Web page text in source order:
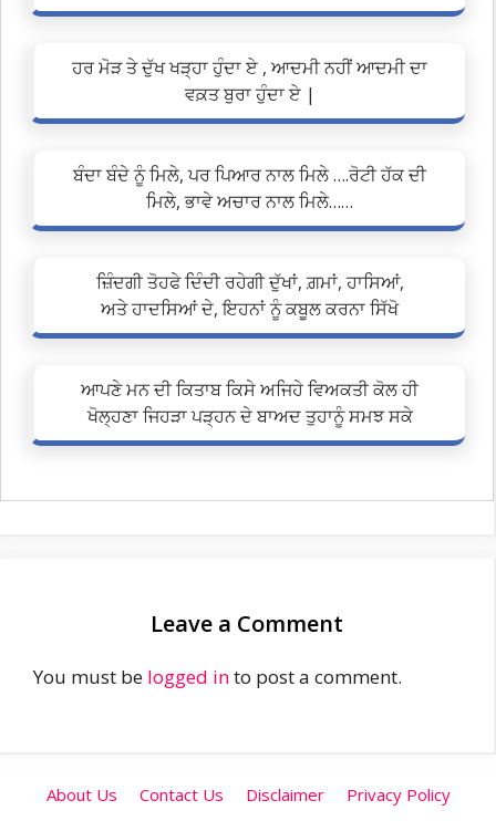
ਹਰ ਮੋੜ ਤੇ ਦੁੱਖ ਖੜ੍ਹਾ ਹੁੰਦਾ ਏ , ਆਦਮੀ ਨਹੀਂ ਆਦਮੀ ਦਾ
ਵਕ਼ਤ ਬੁਰਾ ਹੁੰਦਾ ਏ |
ਬੰਦਾ ਬੰਦੇ ਨੂੰ ਮਿਲੇ, ਪਰ ਪਿਆਰ ਨਾਲ ਮਿਲੇ ….ਰੋਟੀ ਹੱਕ ਦੀ
ਮਿਲੇ, ਭਾਵੇ ਅਚਾਰ ਨਾਲ ਮਿਲੇ……
ਜ਼ਿੰਦਗੀ ਤੋਹਫੇ ਦਿੰਦੀ ਰਹੇਗੀ ਦੁੱਖਾਂ, ਗ਼ਮਾਂ, ਹਾਸਿਆਂ,
ਅਤੇ ਹਾਦਸਿਆਂ ਦੇ, ਇਹਨਾਂ ਨੂੰ ਕਬੂਲ ਕਰਨਾ ਸਿੱਖੋ
ਆਪਣੇ ਮਨ ਦੀ ਕਿਤਾਬ ਕਿਸੇ ਅਜਿਹੇ ਵਿਅਕਤੀ ਕੋਲ ਹੀ
ਖੋਲ੍ਹਣਾ ਜਿਹੜਾ ਪੜ੍ਹਨ ਦੇ ਬਾਅਦ ਤੁਹਾਨੂੰ ਸਮਝ ਸਕੇ
Leave a Comment
You must be logged into post a comment.
About Us Contact Us Disclaimer
Privacy Policy